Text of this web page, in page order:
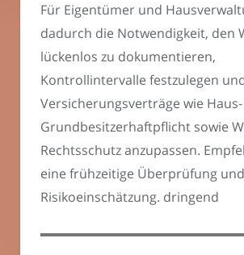
Für Eigentümer und
dadurch die Notwendigkeit, den
lückenlos zu dokumentieren,
Kontrollintervalle festzulegen
Versicherungsverträge wie
Grundbesitzerhaftpflicht sowie
Rechtsschutz anzupassen.
eine frühzeitige Überprüfung und
Risikoeinschätzung. dringend